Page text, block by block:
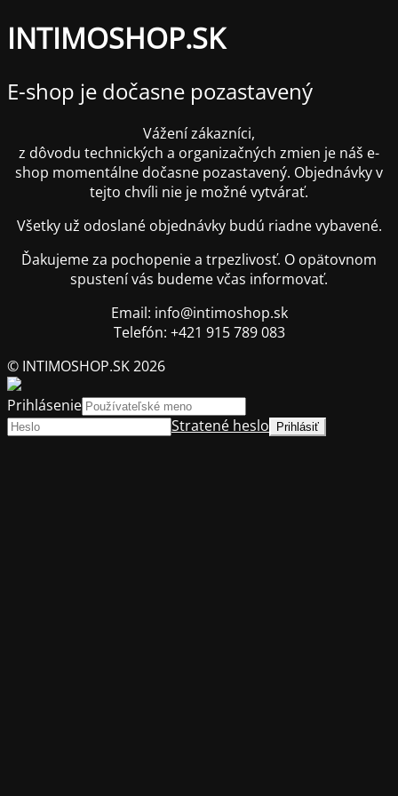
INTIMOSHOP.SK
E-shop je dočasne pozastavený
Vážení zákazníci,
z dôvodu technických a organizačných zmien je náš e-
shop momentálne dočasne pozastavený. Objednávky v
tejto chvíli nie je možné vytvárať.
Všetky už odoslané objednávky budú riadne vybavené.
Ďakujeme za pochopenie a trpezlivosť. O opätovnom
spustení vás budeme včas informovať.
Email: info@intimoshop.sk
Telefón: +421 915 789 083
© INTIMOSHOP.SK 2026
Prihlásenie
Stratené heslo